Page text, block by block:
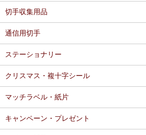
切手収集用品
通信用切手
ステーショナリー
クリスマス・複十字シール
マッチラベル・紙片
キャンペーン・プレゼント